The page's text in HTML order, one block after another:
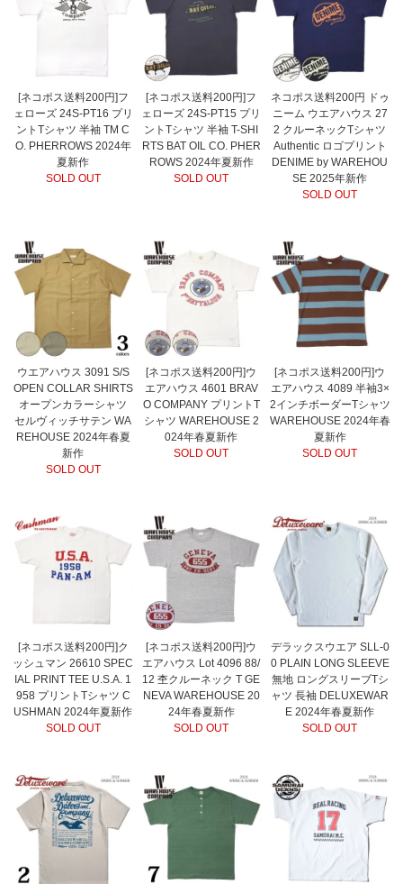
[ネコポス送料200円]フ
ェローズ 24S-PT16 プリ
ントTシャツ 半袖 TM C
O. PHERROWS 2024年
夏新作
SOLD OUT
[ネコポス送料200円]フ
ェローズ 24S-PT15 プリ
ントTシャツ 半袖 T-SHI
RTS BAT OIL CO. PHER
ROWS 2024年夏新作
SOLD OUT
ネコポス送料200円 ドゥ
ニーム ウエアハウス 27
2 クルーネックTシャツ
Authentic ロゴプリント
DENIME by WAREHOU
SE 2025年新作
SOLD OUT
ウエアハウス 3091 S/S
OPEN COLLAR SHIRTS
オープンカラーシャツ
セルヴィッチサテン WA
REHOUSE 2024年春夏
新作
SOLD OUT
[ネコポス送料200円]ウ
エアハウス 4601 BRAV
O COMPANY プリントT
シャツ WAREHOUSE 2
024年春夏新作
SOLD OUT
[ネコポス送料200円]ウ
エアハウス 4089 半袖3×
2インチボーダーTシャツ
WAREHOUSE 2024年春
夏新作
SOLD OUT
[ネコポス送料200円]ク
ッシュマン 26610 SPEC
IAL PRINT TEE U.S.A. 1
958 プリントTシャツ C
USHMAN 2024年夏新作
SOLD OUT
[ネコポス送料200円]ウ
エアハウス Lot 4096 88/
12 杢クルーネック T GE
NEVA WAREHOUSE 20
24年春夏新作
SOLD OUT
デラックスウエア SLL-0
0 PLAIN LONG SLEEVE
無地 ロングスリーブTシ
ャツ 長袖 DELUXEWAR
E 2024年春夏新作
SOLD OUT